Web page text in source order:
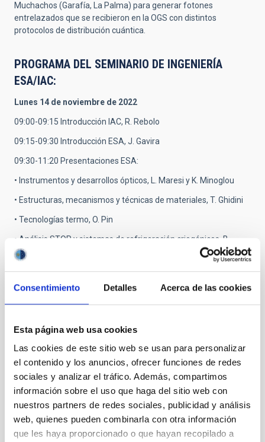
Consentimiento Detalles Acerca de las cookies
Esta página web usa cookies
Las cookies de este sitio web se usan para personalizar
el contenido y los anuncios, ofrecer funciones de redes
sociales y analizar el tráfico. Además, compartimos
información sobre el uso que haga del sitio web con
nuestros partners de redes sociales, publicidad y análisis
web, quienes pueden combinarla con otra información
que les haya proporcionado o que hayan recopilado a
Muchachos (Garafía, La Palma) para generar fotones
entrelazados que se recibieron en la OGS con distintos
protocolos de distribución cuántica.
PROGRAMA DEL SEMINARIO DE INGENIERÍA
ESA/IAC:
Lunes 14 de noviembre de 2022
09:00-09:15 Introducción IAC, R. Rebolo
09:15-09:30 Introducción ESA, J. Gavira
09:30-11:20 Presentaciones ESA:
• Instrumentos y desarrollos ópticos, L. Maresi y K. Minoglou
• Estructuras, mecanismos y técnicas de materiales, T. Ghidini
• Tecnologías termo, O. Pin
• Análisis STOP y sistemas de refrigeración criogénicos, B.
Laine
• Integración y verificación técnicas, G. Piret
11:30-11:45 Pausa café
• Una visión global del Área de Instrumentación del IAC, J.
Alfonso L. Aguerri
• CSOA: la nueva instalación del Departamento de Óptica del
IAC, Ana Fragoso
• Hitos en la electrónica del IAC y en las comunicaciones ópticas
en espacio libre, Luis
Fernando Rodríguez